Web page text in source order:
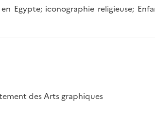
Egypte; iconographie religieuse;
des Arts graphiques